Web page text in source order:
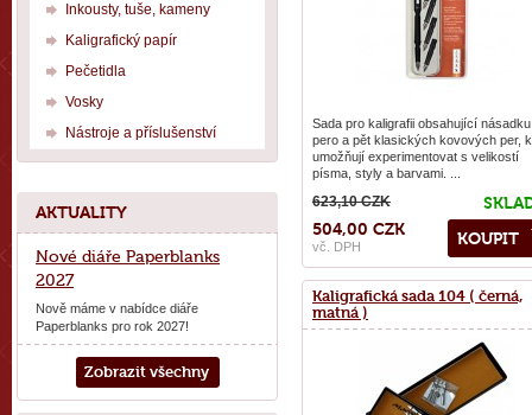
Sada pro kaligrafii obsahující
pero a pět klasických kovových per,
umožňují experimentovat s velikostí
písma, styly a barvami. ...
KOUPIT
623,10 CZK
504,00 CZK
vč. DPH
Kaligrafická sada 104 ( černá,
matná )
Inkousty, tuše, kameny
Kaligrafický papír
Pečetidla
Vosky
Nástroje a příslušenství
AKTUALITY
Nové diáře Paperblanks
2027
Nově máme v nabídce diáře
Paperblanks pro rok 2027!
Zobrazit všechny